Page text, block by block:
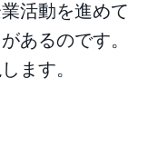
活動を進めて
あるのです。
ます。